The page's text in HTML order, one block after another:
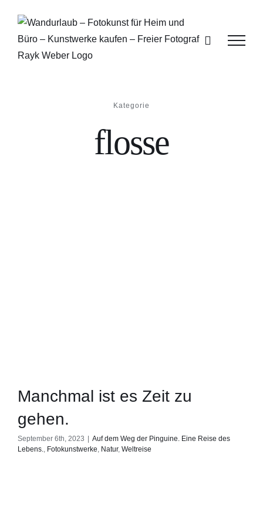
Inhalt
springen
Kategorie
flosse
Manchmal ist es Zeit zu
gehen.
September 6th, 2023
Auf dem Weg der Pinguine. Eine Reise des
Lebens., Fotokunstwerke, Natur, Weltreise